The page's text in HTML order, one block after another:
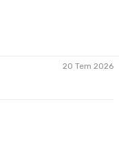
20 Tem 2026